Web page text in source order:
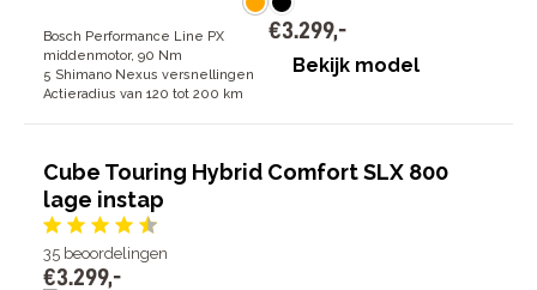
Bosch Performance Line PX
middenmotor, 90 Nm
5 Shimano Nexus versnellingen
Actieradius van 120 tot 200 km
€3.299,-
Bekijk model
Cube Touring Hybrid Comfort SLX 800
lage instap
35 beoordelingen
€3.299,-